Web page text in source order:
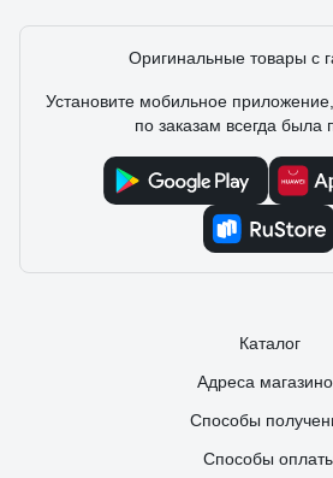
Оригинальные товары с
Установите мобильное
по заказам всегда была
Каталог
Адреса
Способы
Способы